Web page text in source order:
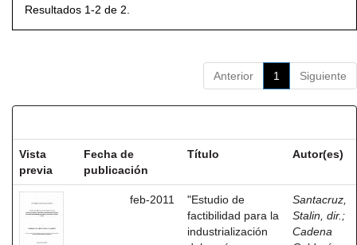
Resultados 1-2 de 2.
Anterior 1 Siguiente
Vista
previa
Fecha de
publicación
Título Autor(es)
feb-2011
"Estudio de
factibilidad para la
industrialización
Santacruz,
Stalin, dir. ;
Cadena